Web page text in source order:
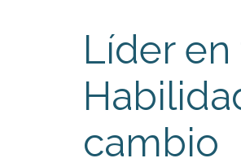
Líder
cambio